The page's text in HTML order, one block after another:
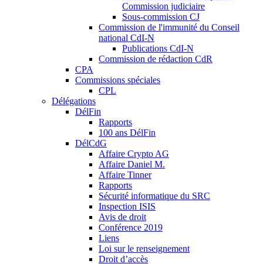
Commission judiciaire
Sous-commission CJ
Commission de l'immunité du Conseil
national CdI-N
Publications CdI-N
Commission de rédaction CdR
CPA
Commissions spéciales
CPL
Délégations
DélFin
Rapports
100 ans DélFin
DélCdG
Affaire Crypto AG
Affaire Daniel M.
Affaire Tinner
Rapports
Sécurité informatique du SRC
Inspection ISIS
Avis de droit
Conférence 2019
Liens
Loi sur le renseignement
Droit d’accès